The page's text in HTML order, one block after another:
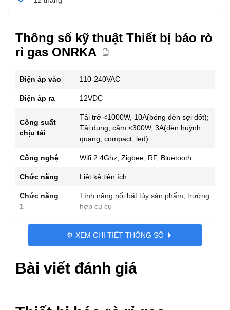
Bài viết đánh giá
Thông số kỹ thuật Thiết bị báo rò
rỉ gas ONRKA
Điện áp vào 110-240VAC
Điện áp ra 12VDC
Công suất
chịu tải
Tải trở <1000W, 10A(bóng đèn sợi đốt);
Tải dung, cảm <300W, 3A(đèn huỳnh
quang, compact, led)
Công nghệ Wifi 2.4Ghz, Zigbee, RF, Bluetooth
Chức năng Liệt kê tiện ích…
Chức năng
1
Tính năng nổi bật tùy sản phẩm, trường
hợp cụ cụ
Chất liệu Nhựa ABS
Xuất xứ/
Tên nước xuất xứ, tùy sản phẩm có nên
Kích thước Dài 20cm x Rộng 20cm x Cao 47cm
⚙️ XEM CHI TIẾT THÔNG SỐ